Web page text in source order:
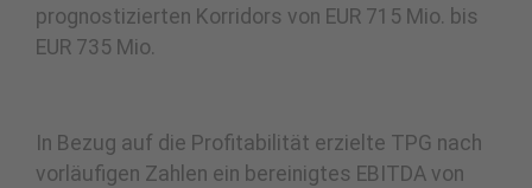
prognostizierten Korridors von EUR 715 Mio. bis
EUR 735 Mio.
In Bezug auf die Profitabilität erzielte TPG nach
vorläufigen Zahlen ein bereinigtes EBITDA von